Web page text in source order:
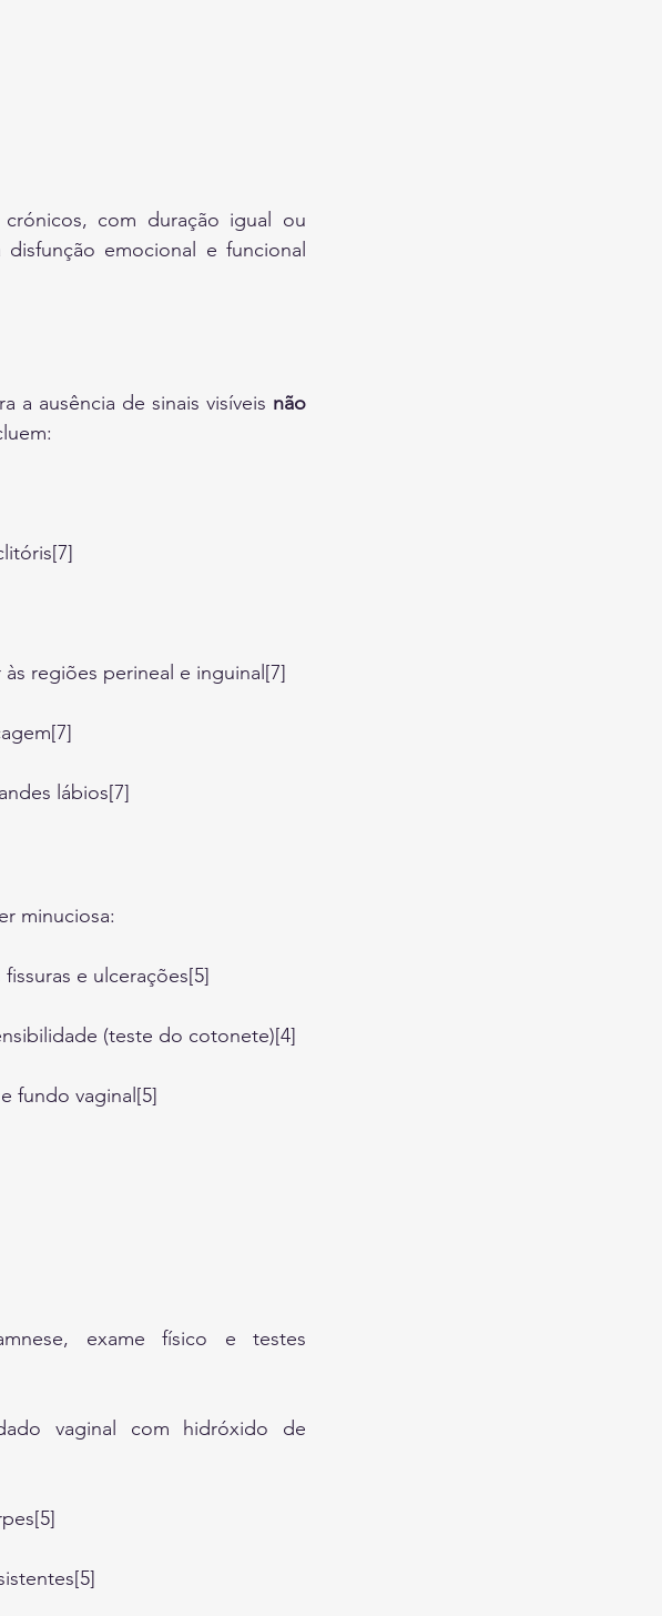
com duração igual ou
emocional e funcional
a ausência de sinais visíveis não
regiões perineal e inguinal[7]
lábios[7]
minuciosa:
e ulcerações[5]
(teste do cotonete)[4]
fundo vaginal[5]
exame físico e testes
vaginal com hidróxido de